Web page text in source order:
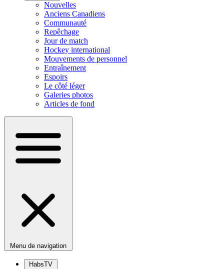
Nouvelles
Anciens Canadiens
Communauté
Repêchage
Jour de match
Hockey international
Mouvements de personnel
Entraînement
Espoirs
Le côté léger
Galeries photos
Articles de fond
Menu de navigation
HabsTV